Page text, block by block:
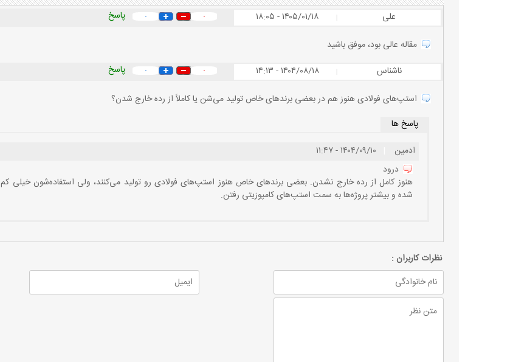
علی | ۱۴۰۵/۰۱/۱۸ - ۱۸:۰۵ ۰ ۰
پاسخ
مقاله عالی بود، موفق باشید
ناشناس
| ۱۴۰۴/۰۸/۱۸ - ۱۴:۱۳ ۰ ۰
پاسخ
استپ‌های فولادی هنوز هم در بعضی برندهای خاص تولید می‌شن یا کاملاً از رده خارج شدن؟
پاسخ ها
ادمین
۱۴۰۴/۰۹/۱۰ - ۱۱:۴۷
درود
هنوز کامل از رده خارج نشدن. بعضی برندهای خاص هنوز استپ‌های فولادی رو تولید می‌کنند، ولی استفاده‌شون خیلی کم
شده و بیشتر پروژه‌ها به سمت استپ‌های کامپوزیتی رفتن.
نظرات كاربران :